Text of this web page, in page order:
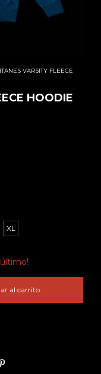
VARSITY FLEECE
HOODIE
XL